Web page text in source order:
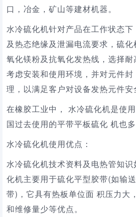
口，冶金，矿山等建材机器。
水冷硫化机针对产品在工作状态下
及热态绝缘及泄漏电流要求，硫
氧化镁粉及抗氧化发热线，选择
考虑安装和使用环境，并对元件
理，以满足客户对设备发热元件安
在橡胶工业中， 水冷硫化机是使
国过去使用的平带平板硫化 机也多
水冷硫化机使用优点：
水冷硫化机技术资料及电热管知
化机主要用于硫化平型胶带(如输
带)，它具有热板单位面 积压力大
和维修量少等优点。